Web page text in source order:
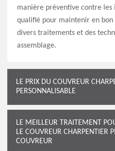
manière préventive contre les
qualifié pour maintenir en
divers traitements et des
assemblage.
LE PRIX DU COUVREUR
PERSONNALISABLE
LE MEILLEUR TRAITEMENT
LE COUVREUR CHARPENTIER
COUVREUR